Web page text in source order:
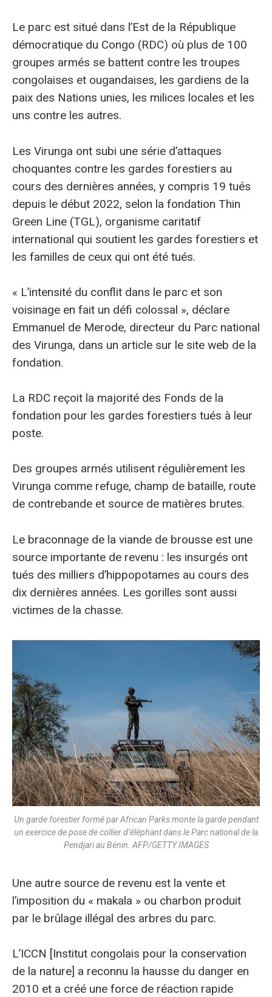
Le parc est situé dans l’Est de la République
démocratique du Congo (RDC) où plus de 100
groupes armés se battent contre les troupes
congolaises et ougandaises, les gardiens de la
paix des Nations unies, les milices locales et les
uns contre les autres.
Les Virunga ont subi une série d’attaques
choquantes contre les gardes forestiers au
cours des dernières années, y compris 19 tués
depuis le début 2022, selon la fondation Thin
Green Line (TGL), organisme caritatif
international qui soutient les gardes forestiers et
les familles de ceux qui ont été tués.
« L’intensité du conflit dans le parc et son
voisinage en fait un défi colossal », déclare
Emmanuel de Merode, directeur du Parc national
des Virunga, dans un article sur le site web de la
fondation.
La RDC reçoit la majorité des Fonds de la
fondation pour les gardes forestiers tués à leur
poste.
Des groupes armés utilisent régulièrement les
Virunga comme refuge, champ de bataille, route
de contrebande et source de matières brutes.
Le braconnage de la viande de brousse est une
source importante de revenu : les insurgés ont
tués des milliers d’hippopotames au cours des
dix dernières années. Les gorilles sont aussi
victimes de la chasse.
Un garde forestier formé par African Parks monte la garde pendant
un exercice de pose de collier d’éléphant dans le Parc national de la
Pendjari au Bénin. AFP/GETTY IMAGES
Une autre source de revenu est la vente et
l’imposition du « makala » ou charbon produit
par le brûlage illégal des arbres du parc.
L’ICCN [Institut congolais pour la conservation
de la nature] a reconnu la hausse du danger en
2010 et a créé une force de réaction rapide